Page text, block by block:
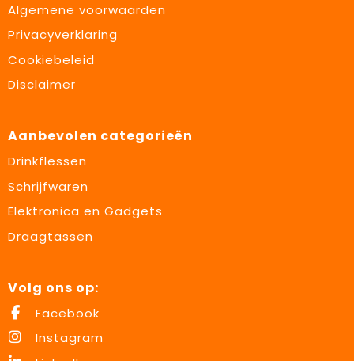
Algemene voorwaarden
Privacyverklaring
Cookiebeleid
Disclaimer
Aanbevolen categorieën
Drinkflessen
Schrijfwaren
Elektronica en Gadgets
Draagtassen
Volg ons op:
Facebook
Instagram